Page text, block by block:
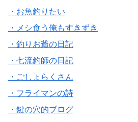
・お魚釣りたい
・メシ食う俺もすきずき
・釣りお爺の日記
・七流釣師の日記
・ごしょらくさん
・フライマンの詩
・鍵の穴的ブログ